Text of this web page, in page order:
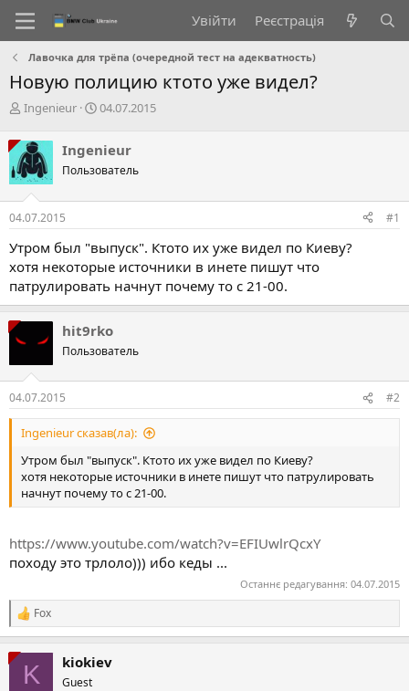
Увійти Реєстрація
Лавочка для трёпа (очередной тест на адекватность)
Новую полицию ктото уже видел?
А
т
о
р
т
е
м
Ingenieur
Д
а
с
в
е
н
н
я
04.07.2015
Ingenieur
Пользователь
04.07.2015 #1
Утром был "выпуск". Ктото их уже видел по Киеву?
хотя некоторые источники в инете пишут что
патрулировать начнут почему то с 21-00.
hit9rko
Пользователь
04.07.2015 #2
Ingenieur сказав(ла):
Утром был "выпуск". Ктото их уже видел по Киеву?
хотя некоторые источники в инете пишут что патрулировать
начнут почему то с 21-00.
https://www.youtube.com/watch?v=EFIUwlrQcxY
походу это трлоло))) ибо кеды ...
Останнє редагування: 04.07.2015
Р
е
а
Fox
K kiokiev
Guest